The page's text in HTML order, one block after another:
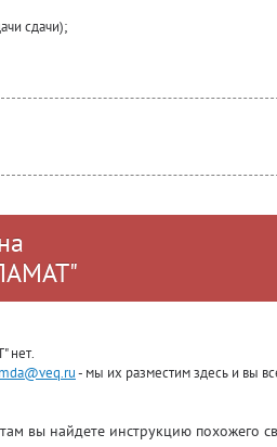
сдачи);
нет.
- мы их разместим здесь и вы
вы найдете инструкцию похожего